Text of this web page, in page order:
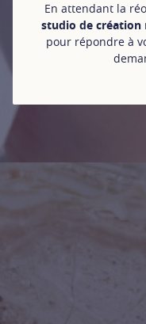
En attendant la
studio de création
pour répondre à